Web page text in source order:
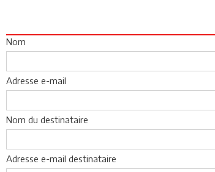
Nom
Adresse e-mail
Nom du destinataire
Adresse e-mail destinataire